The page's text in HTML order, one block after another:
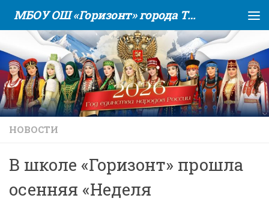
Skip to content МБОУ ОШ «Горизонт» города Тюмени
НОВОСТИ
В школе «Горизонт» прошла
осенняя «Неделя